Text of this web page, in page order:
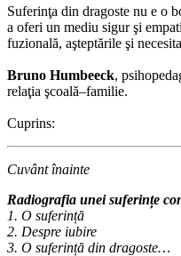
Suferinţa din dragoste nu e o
a oferi un mediu sigur şi
fuzională, aşteptările şi
Bruno Humbeeck,
relaţia şcoală–familie.
Cuprins:
Cuvânt înainte
Radiografia unei suferințe
1. O suferință
2. Despre iubire
3. O suferință din dragoste…